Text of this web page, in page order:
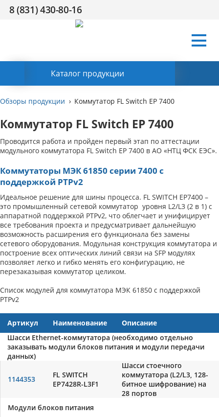
8 (831) 430-80-16
Каталог продукции
Компания СертификатыПоддержкаHRКонтакты
Обзоры продукции Коммутатор FL Switch EP 7400
Коммутатор FL Switch EP 7400
Проводится работа и пройден первый этап по аттестации
модульного коммутатора FL Switch EP 7400 в АО «НТЦ ФСК ЕЭС».
Коммутаторы МЭК 61850 серии 7400 с
поддержкой PTPv2
Идеальное решение для шины процесса. FL SWITCH EP7400 –
это промышленный сетевой коммутатор уровня L2/L3 (2 в 1) с
аппаратной поддержкой PTPv2, что облегчает и унифицирует
все требования проекта и предусматривает дальнейшую
возможность расширения его функционала без замены
сетевого оборудования. Модульная конструкция коммутатора и
построение всех оптических линий связи на SFP модулях
позволяет легко и гибко менять его конфигурацию, не
перезаказывая коммутатор целиком.
Список модулей для коммутатора МЭК 61850 с поддержкой
PTPv2
Артикул Наименование
Описание
Шасси Ethernet-коммутатора (необходимо отдельно
заказывать модули блоков питания и модули передачи
данных)
1144353
FL SWITCH
EP7428R-L3F1
Шасси стоечного
коммутатора (L2/L3, 128-
битное шифрование) на
28 портов
Модули блоков питания